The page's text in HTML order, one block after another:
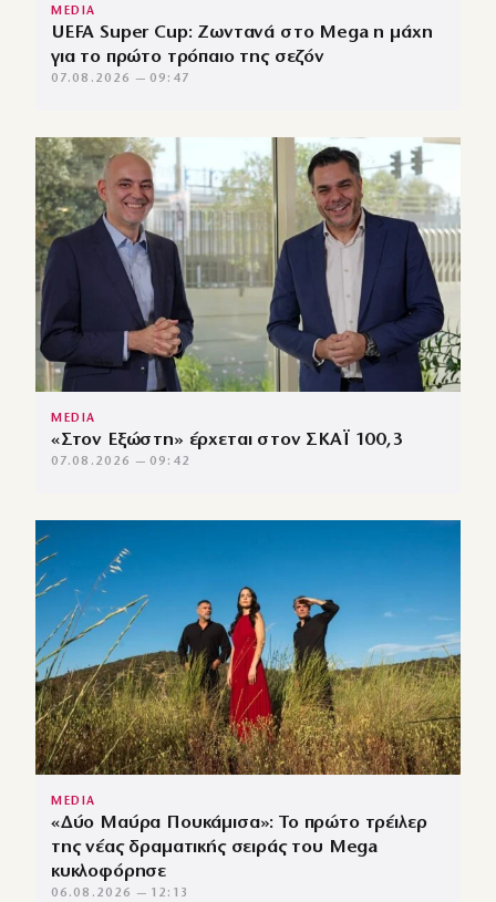
MEDIA
UEFA Super Cup: Ζωντανά στο Mega η μάχη
για το πρώτο τρόπαιο της σεζόν
07.08.2026 — 09:47
MEDIA
«Στον Εξώστη» έρχεται στον ΣΚΑΪ 100,3
07.08.2026 — 09:42
MEDIA
«Δύο Μαύρα Πουκάμισα»: Το πρώτο τρέιλερ
της νέας δραματικής σειράς του Mega
κυκλοφόρησε
06.08.2026 — 12:13